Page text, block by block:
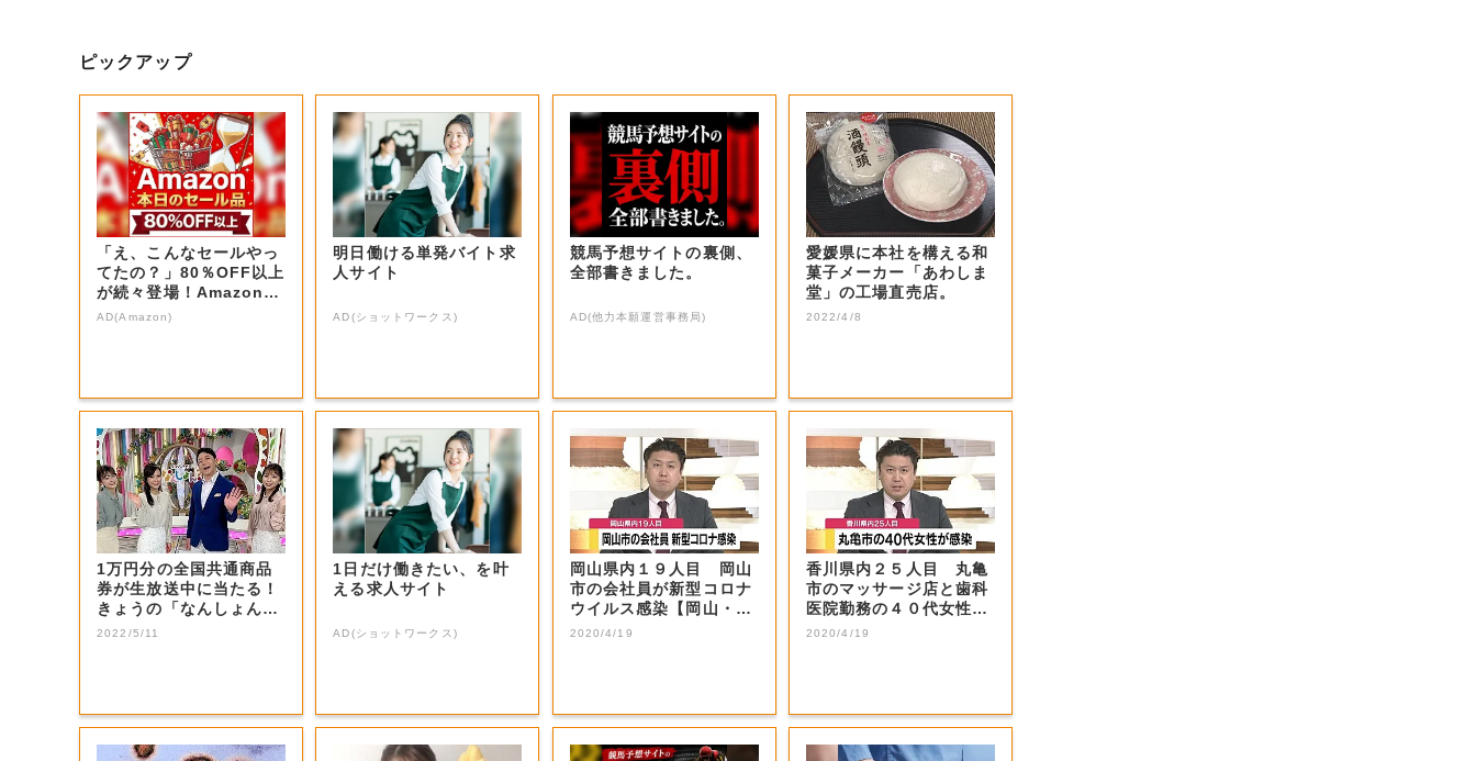
ピックアップ
「え、こんなセールやっ
てたの？」80％OFF以上
が続々登場！Amazonの
本気が...
AD(Amazon)
明日働ける単発バイト求
人サイト
AD(ショットワークス)
競馬予想サイトの裏側、
全部書きました。
AD(他力本願運営事務局)
愛媛県に本社を構える和
菓子メーカー「あわしま
堂」の工場直売店。
2022/4/8
1万円分の全国共通商品
券が生放送中に当たる！
きょうの「なんしょん？
生電話クイズ」...
2022/5/11
1日だけ働きたい、を叶
える求人サイト
AD(ショットワークス)
岡山県内１９人目 岡山
市の会社員が新型コロナ
ウイルス感染【岡山・岡
山市】
2020/4/19
香川県内２５人目 丸亀
市のマッサージ店と歯科
医院勤務の４０代女性が
新型コロナ感染...
2020/4/19